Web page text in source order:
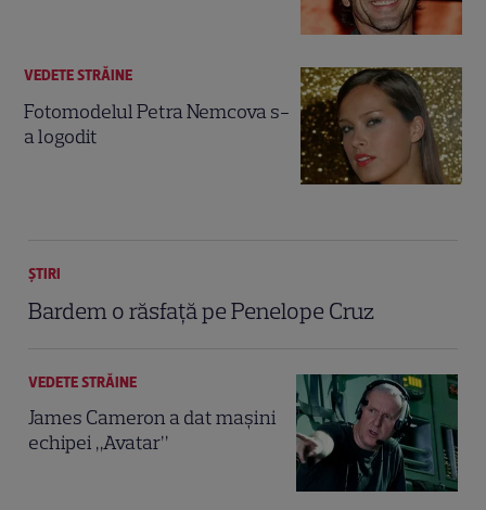
VEDETE STRĂINE
Fotomodelul Petra Nemcova s-
a logodit
ȘTIRI
Bardem o răsfaţă pe Penelope Cruz
VEDETE STRĂINE
James Cameron a dat maşini
echipei „Avatar”